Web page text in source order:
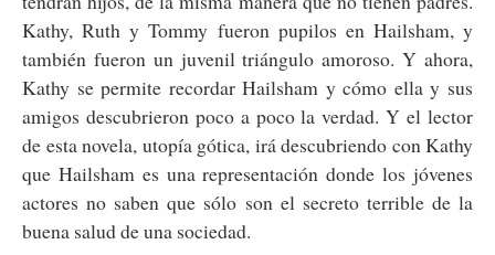
Kathy, Ruth y Tommy fueron pupilos en Hailsham, y
también fueron un juvenil triángulo amoroso. Y ahora,
Kathy se permite recordar Hailsham y cómo ella y sus
amigos descubrieron poco a poco la verdad. Y el lector
de esta novela, utopía gótica, irá descubriendo con Kathy
que Hailsham es una representación donde los jóvenes
actores no saben que sólo son el secreto terrible de la
buena salud de una sociedad.